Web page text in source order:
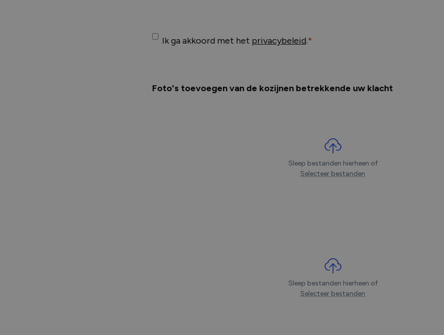
Ik ga akkoord met het privacybeleid.*
Foto's toevoegen van de kozijnen betrekkende uw klacht
Sleep bestanden hierheen of
Selecteer bestanden
Sleep bestanden hierheen of
Selecteer bestanden